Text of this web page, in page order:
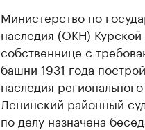
Министерство по
наследия (ОКН) Курской
собственнице с
башни 1931 года
наследия
Ленинский районный
по делу назначена